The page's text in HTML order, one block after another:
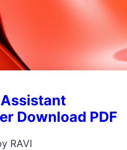
Assistant
Download PDF
RAVI